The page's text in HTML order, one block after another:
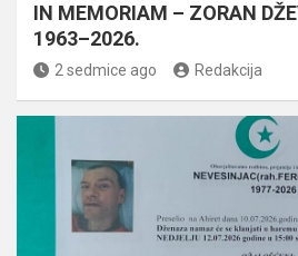
IN MEMORIAM – ZORAN
1963–2026.
2 sedmice ago Redakcija